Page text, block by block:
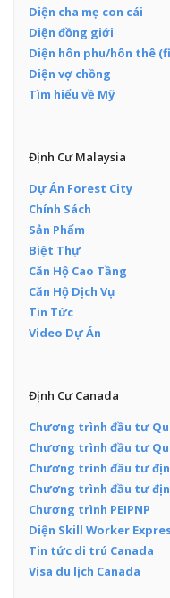
Diện cha mẹ con cái
Diện đồng giới
Diện hôn phu/hôn thê
Diện vợ chồng
Tìm hiểu về Mỹ
Định Cư Malaysia
Dự Án Forest City
Chính Sách
Sản Phẩm
Biệt Thự
Căn Hộ Cao Tầng
Căn Hộ Dịch Vụ
Tin Tức
Video Dự Án
Định Cư Canada
Chương trình đầu tư
Chương trình đầu tư
Chương trình đầu tư
Chương trình đầu tư
Chương trình PEIPNP
Diện Skill Worker
Tin tức di trú Canada
Visa du lịch Canada